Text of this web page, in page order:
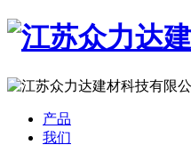
产品
我们